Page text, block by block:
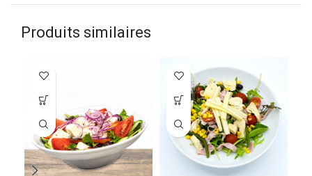
Produits similaires